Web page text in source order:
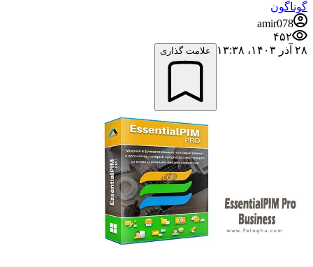
گوناگون
amir078
۴۵۲
۲۸ آذر ۱۴۰۳،‏ ۱۳:۳۸
علامت گذاری